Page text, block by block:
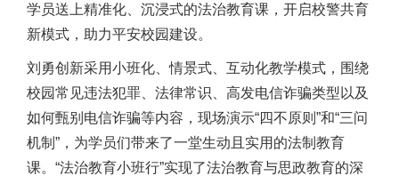
学员送上精准化、沉浸式的法治教育课，开启校警共育
新模式，助力平安校园建设。
刘勇创新采用小班化、情景式、互动化教学模式，围绕
校园常见违法犯罪、法律常识、高发电信诈骗类型以及
如何甄别电信诈骗等内容，现场演示“四不原则”和“三问
机制”，为学员们带来了一堂生动且实用的法制教育
课。“法治教育小班行”实现了法治教育与思政教育的深